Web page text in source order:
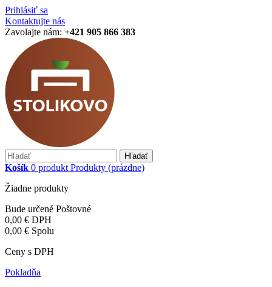
Prihlásiť sa
Kontaktujte nás
Zavolajte nám: +421 905 866 383
Hľadať
Košík 0 produkt Produkty (prázdne)
Žiadne produkty
Bude určené Poštovné
0,00 € DPH
0,00 € Spolu
Ceny s DPH
Pokladňa